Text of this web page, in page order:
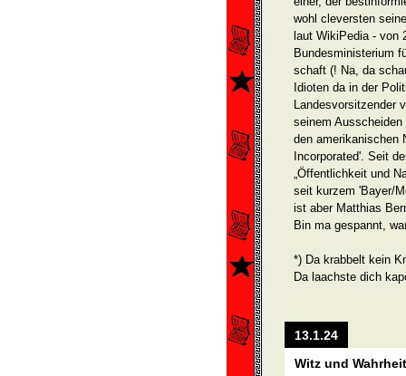
wohl cleversten
laut WikiPedia - von
Bundesmi­nisterium
schaft (! Na, da
Idioten da in der
Landesvorsitzender
seinem
den amerikanischen
Incorporated'. Seit
„Öffentlichkeit und
seit kurzem 'Bayer/
ist aber Matthias
Bin ma gespannt,
*) Da krabbelt kein
Da laachste dich
13.1.24
Witz und Wahrheit